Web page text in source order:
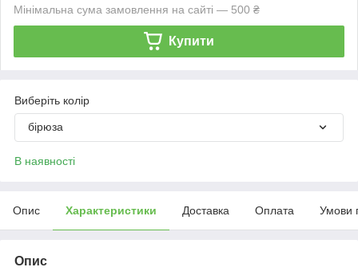
Мінімальна сума замовлення на сайті — 500 ₴
Купити
Виберіть колір
бірюза
В наявності
Опис Характеристики Доставка Оплата Умови
Опис